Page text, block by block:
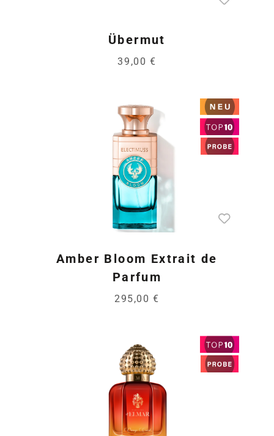
Übermut
39,00 €
Amber Bloom Extrait de
Parfum
295,00 €